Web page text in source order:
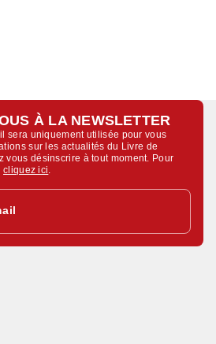
À LA NEWSLETTER
sera uniquement utilisée pour vous
sur les actualités du Livre de
vous désinscrire à tout moment. Pour
cliquez ici